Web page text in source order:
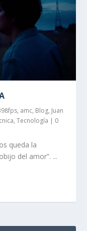
, amc, Blog, Juan
,Tecnología | 0
queda la
del amor”. ...